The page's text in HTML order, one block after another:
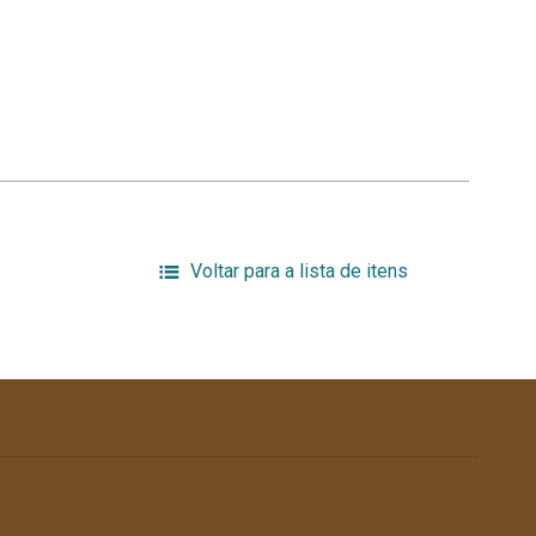
Voltar para a lista de itens